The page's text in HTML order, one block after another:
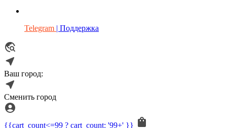
Telegram | Поддержка
Ваш город:
Сменить город
{{cart_count<=99 ? cart_count: '99+' }}